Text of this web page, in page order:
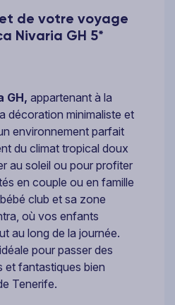
de votre voyage
Nivaria GH 5*
GH, appartenant à la
décoration minimaliste et
environnement parfait
du climat tropical doux
au soleil ou pour profiter
en couple ou en famille
club et sa zone
où vos enfants
au long de la journée.
pour passer des
et fantastiques bien
Tenerife.